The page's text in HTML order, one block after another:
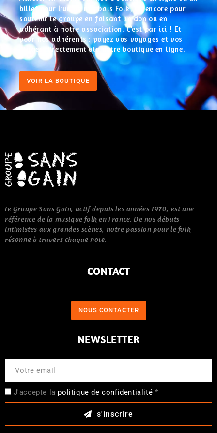
billet pour l’un de nos bals Folk, ou encore pour
soutenir le groupe en faisant un don ou en
adhérant à notre association. C’est par ici ! Et
pour nos adhérents : payez vos voyages et vos
stages directement via notre boutique en ligne.
VOIR LA BOUTIQUE
Le Groupe Sans Gain, actif depuis les années 1970, est une
référence de la musique folk en France. De nos débuts
intimistes aux grandes scènes, notre passion pour le folk
résonne à travers chaque note.
CONTACT
NOUS CONTACTER
NEWSLETTER
J'accepte la politique de confidentialité *
s'inscrire